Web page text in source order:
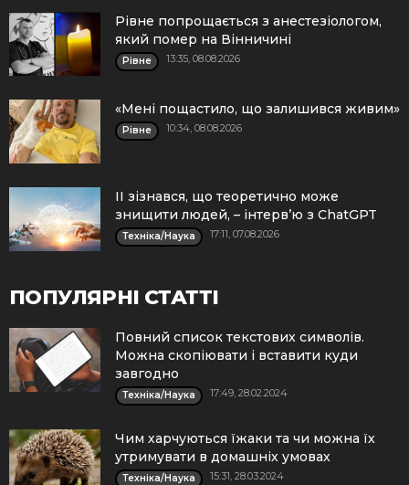
Рівне попрощається з анестезіологом,
який помер на Вінничині
Рівне 13:35, 08.08.2026
«Мені пощастило, що залишився живим»
Рівне 10:34, 08.08.2026
ІІ зізнався, що теоретично може
знищити людей, – інтерв’ю з ChatGPT
Техніка/Наука 17:11, 07.08.2026
ПОПУЛЯРНІ СТАТТІ
Повний список текстових символів.
Можна скопіювати і вставити куди
завгодно
Техніка/Наука 17:49, 28.02.2024
Чим харчуються їжаки та чи можна їх
утримувати в домашніх умовах
Техніка/Наука 15:31, 28.03.2024